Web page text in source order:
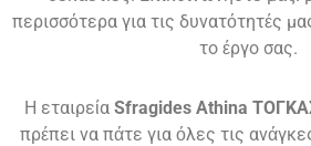
περισσότερα για τις δυνατότητές
το έργο σας.
Η εταιρεία Sfragides Athina
πρέπει να πάτε για όλες τις